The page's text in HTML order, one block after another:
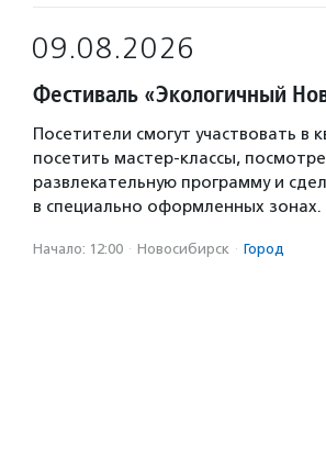
09.08.2026
Фестиваль «Экологичный
Посетители смогут участвовать в
посетить мастер-классы,
развлекательную программу и
в специально оформленных зонах.
Начало: 12:00 · Новосибирск · Город